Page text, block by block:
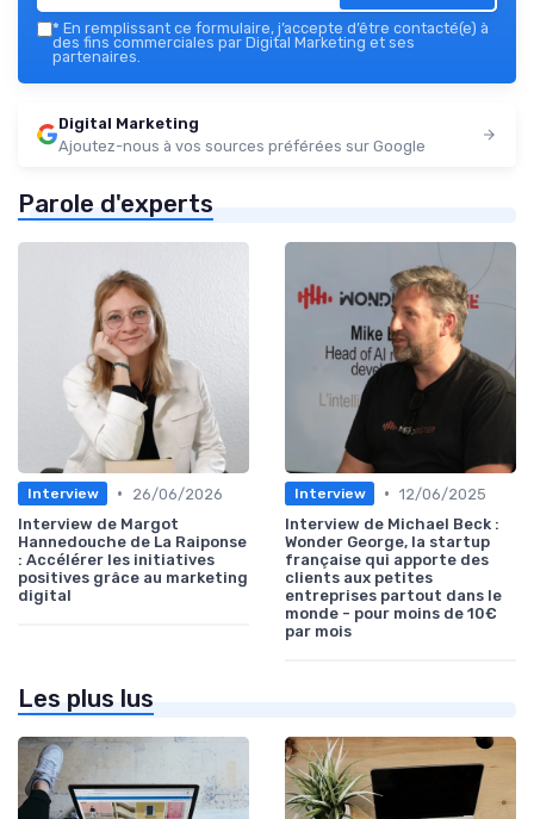
* En remplissant ce formulaire, j’accepte d’être contacté(e) à
des fins commerciales par Digital Marketing et ses
partenaires.
Digital Marketing
Ajoutez-nous à vos sources préférées sur Google
Parole d'experts
Interview •
26/06/2026
Interview de Margot
Hannedouche de La Raiponse
: Accélérer les initiatives
positives grâce au marketing
digital
Interview • 12/06/2025
Interview de Michael Beck :
Wonder George, la startup
française qui apporte des
clients aux petites
entreprises partout dans le
monde - pour moins de 10€
par mois
Les plus lus